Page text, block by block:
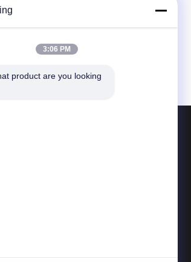
3:06 PM
product are you looking